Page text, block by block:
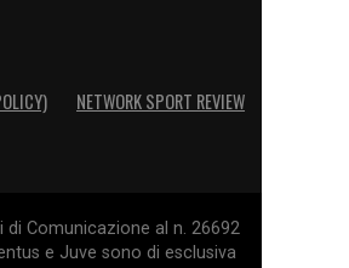
NETWORK SPORT REVIEW
Comunicazione al n. 26692
e Juve sono di esclusiva